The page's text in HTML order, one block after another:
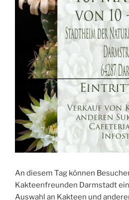
An diesem Tag können
Kakteenfreunden Darmstadt
Auswahl an Kakteen und